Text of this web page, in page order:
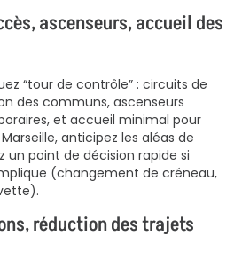
ascenseurs, accueil des
“tour de contrôle” : circuits de
des communs, ascenseurs
et accueil minimal pour
anticipez les aléas de
un point de décision rapide si
(changement de créneau,
réduction des trajets